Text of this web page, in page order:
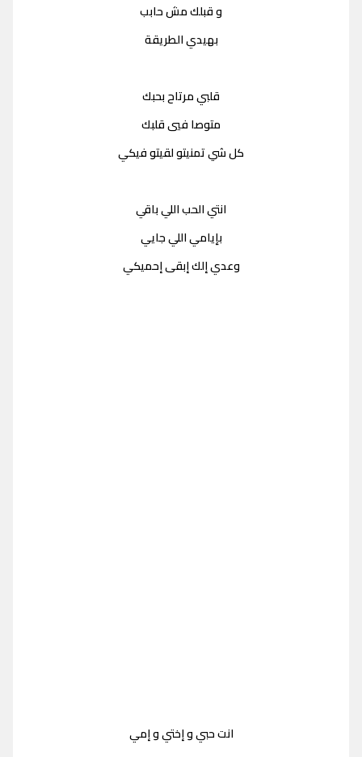
و قبلك مش حابب
بهيدي الطريقة
قلبي مرتاح بحبك
متوصا فيي قلبك
كل شي تمنيتو لقيتو فيكي
انتي الحب اللي باقي
بإيامي اللي جايي
وعدي إلك إبقى إحميكي
انت حبي و إختي و إمي